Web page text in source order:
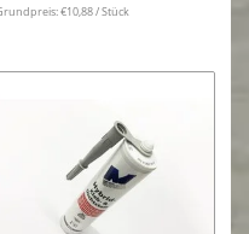
€10,88 / Stück